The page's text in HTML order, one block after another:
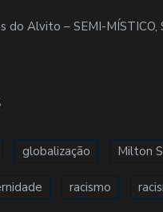
do Alvito – SEMI-MÍSTICO,
globalização Milton
racismo